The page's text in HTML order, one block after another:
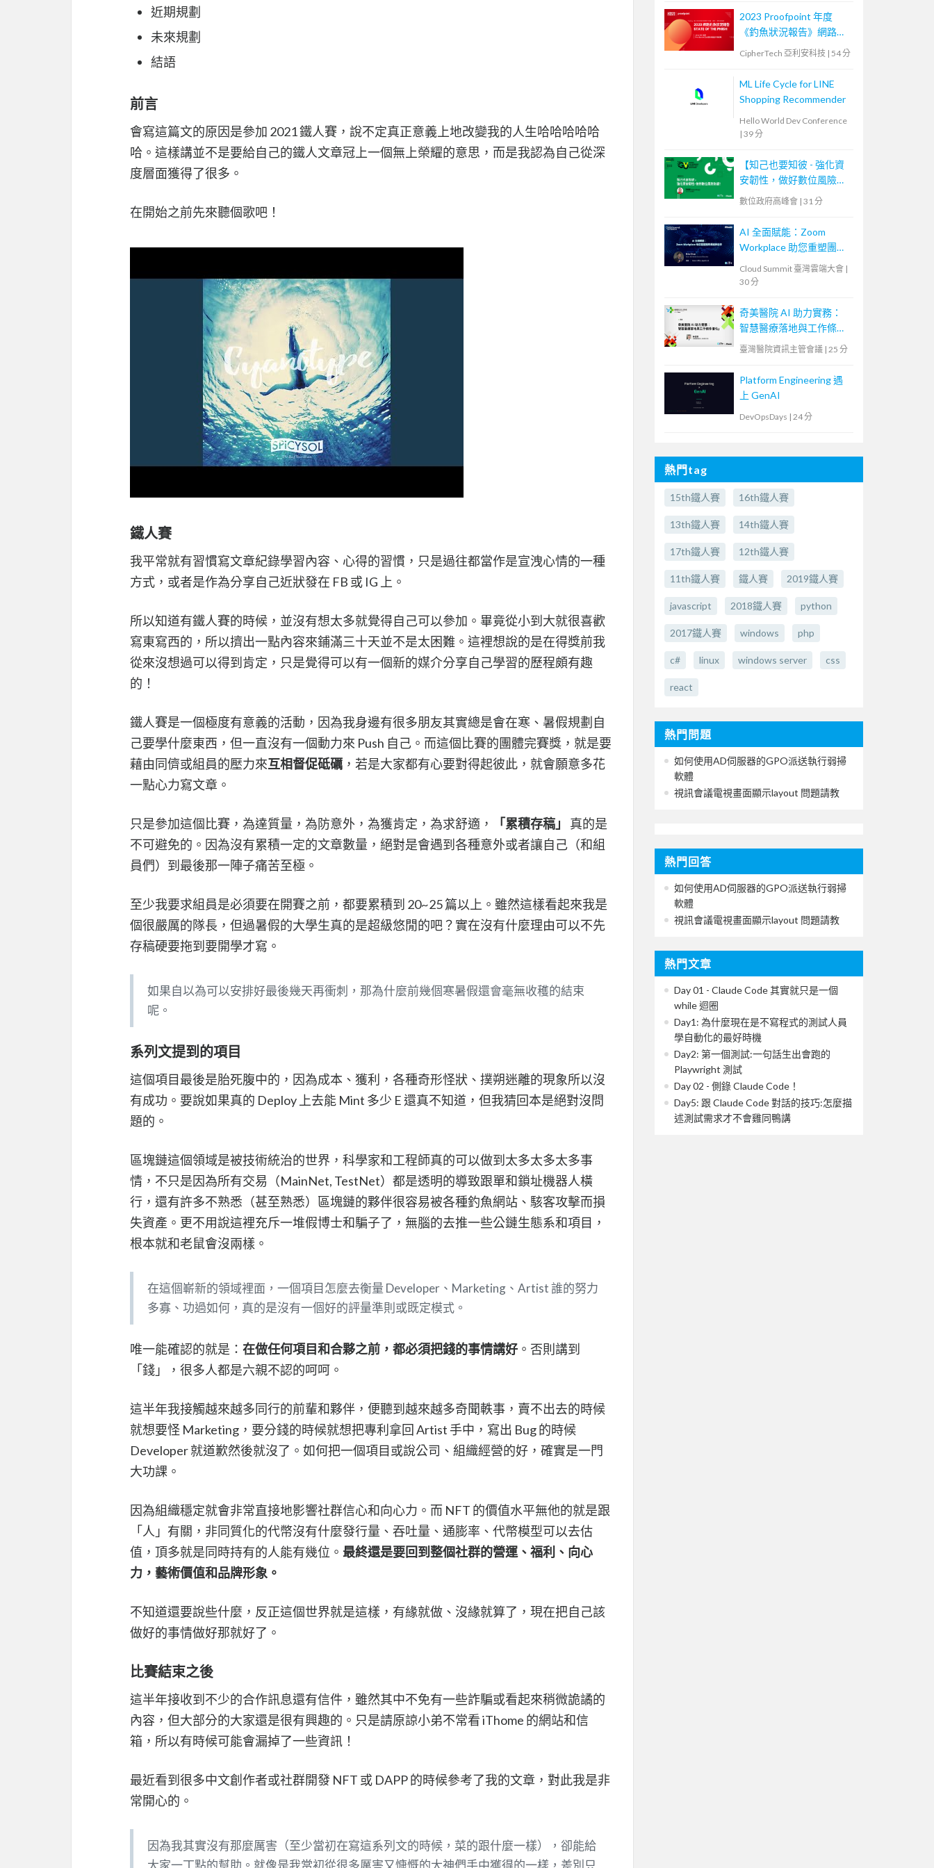
近期規劃
未來規劃
結語
前言
會寫這篇文的原因是參加 2021 鐵人賽，說不定真正意義上地改變我的人生哈哈哈哈哈
哈。這樣講並不是要給自己的鐵人文章冠上一個無上榮耀的意思，而是我認為自己從深
度層面獲得了很多。
在開始之前先來聽個歌吧！
鐵人賽
我平常就有習慣寫文章紀錄學習內容、心得的習慣，只是過往都當作是宣洩心情的一種
方式，或者是作為分享自己近狀發在 FB 或 IG 上。
所以知道有鐵人賽的時候，並沒有想太多就覺得自己可以參加。畢竟從小到大就很喜歡
寫東寫西的，所以擠出一點內容來鋪滿三十天並不是太困難。這裡想說的是在得獎前我
從來沒想過可以得到肯定，只是覺得可以有一個新的媒介分享自己學習的歷程頗有趣
的！
鐵人賽是一個極度有意義的活動，因為我身邊有很多朋友其實總是會在寒、暑假規劃自
己要學什麼東西，但一直沒有一個動力來 Push 自己。而這個比賽的團體完賽獎，就是要
藉由同儕或組員的壓力來互相督促砥礪 ，若是大家都有心要對得起彼此，就會願意多花
一點心力寫文章。
只是參加這個比賽，為達質量，為防意外，為獲肯定，為求舒適， 「累積存稿」
真的是
不可避免的。因為沒有累積一定的文章數量，絕對是會遇到各種意外或者讓自己（和組
員們）到最後那一陣子痛苦至極。
至少我要求組員是必須要在開賽之前，都要累積到 20~25 篇以上。雖然這樣看起來我是
個很嚴厲的隊長，但過暑假的大學生真的是超級悠閒的吧？實在沒有什麼理由可以不先
存稿硬要拖到要開學才寫。
如果自以為可以安排好最後幾天再衝刺，那為什麼前幾個寒暑假還會毫無收穫的結束
呢。
系列文提到的項目
這個項目最後是胎死腹中的，因為成本、獲利，各種奇形怪狀、撲朔迷離的現象所以沒
有成功。要說如果真的 Deploy 上去能 Mint 多少 E 還真不知道，但我猜回本是絕對沒問
題的。
區塊鏈這個領域是被技術統治的世界，科學家和工程師真的可以做到太多太多太多事
情，不只是因為所有交易（MainNet, TestNet）都是透明的導致跟單和鎖址機器人橫
行，還有許多不熟悉（甚至熟悉）區塊鏈的夥伴很容易被各種釣魚網站、駭客攻擊而損
失資產。更不用說這裡充斥一堆假博士和騙子了，無腦的去推一些公鏈生態系和項目，
根本就和老鼠會沒兩樣。
在這個嶄新的領域裡面，一個項目怎麼去衡量 Developer、Marketing、Artist 誰的努力
多寡、功過如何，真的是沒有一個好的評量準則或既定模式。
唯一能確認的就是： 在做任何項目和合夥之前，都必須把錢的事情講好 。否則講到
「錢」，很多人都是六親不認的呵呵。
這半年我接觸越來越多同行的前輩和夥伴，便聽到越來越多奇聞軼事，賣不出去的時候
就想要怪 Marketing，要分錢的時候就想把專利拿回 Artist 手中，寫出 Bug 的時候
Developer 就道歉然後就沒了。如何把一個項目或說公司、組織經營的好，確實是一門
大功課。
因為組織穩定就會非常直接地影響社群信心和向心力。而 NFT 的價值水平無他的就是跟
「人」有關，非同質化的代幣沒有什麼發行量、吞吐量、通膨率、代幣模型可以去估
值，頂多就是同時持有的人能有幾位。 最終還是要回到整個社群的營運、福利、向心
力，藝術價值和品牌形象。
不知道還要說些什麼，反正這個世界就是這樣，有緣就做、沒緣就算了，現在把自己該
做好的事情做好那就好了。
比賽結束之後
這半年接收到不少的合作訊息還有信件，雖然其中不免有一些詐騙或看起來稍微詭譎的
內容，但大部分的大家還是很有興趣的。只是請原諒小弟不常看 iThome 的網站和信
箱，所以有時候可能會漏掉了一些資訊！
最近看到很多中文創作者或社群開發 NFT 或 DAPP 的時候參考了我的文章，對此我是非
常開心的。
因為我其實沒有那麼厲害（至少當初在寫這系列文的時候，菜的跟什麼一樣），卻能給
大家一丁點的幫助。就像是我當初從很多厲害又慷慨的大神們手中獲得的一樣，差別只
2023 Proofpoint 年度
《釣魚狀況報告》網路研
CipherTech 亞利安科技 | 54 分
ML Life Cycle for LINE
Shopping Recommender
Hello World Dev Conference
| 39 分
【知己也要知彼 - 強化資
安韌性，做好數位風險防
護！】
數位政府高峰會 | 31 分
AI 全面賦能：Zoom
Workplace 助您重塑團隊
Cloud Summit 臺灣雲端大會 |
30 分
奇美醫院 AI 助力實務：
智慧醫療落地與工作條件
優化
臺灣醫院資訊主管會議 | 25 分
Platform Engineering 遇
上 GenAI
DevOpsDays | 24 分
熱門tag
15th鐵人賽 16th鐵人賽
13th鐵人賽 14th鐵人賽
17th鐵人賽 12th鐵人賽
11th鐵人賽 鐵人賽 2019鐵人賽
javascript 2018鐵人賽 python
2017鐵人賽 windows php
c# linux windows server css
react
熱門問題
如何使用AD伺服器的GPO派送執行弱掃
軟體
視訊會議電視畫面顯示layout 問題請教
熱門回答
如何使用AD伺服器的GPO派送執行弱掃
軟體
視訊會議電視畫面顯示layout 問題請教
熱門文章
Day 01 - Claude Code 其實就只是一個
while 迴圈
Day1: 為什麼現在是不寫程式的測試人員
學自動化的最好時機
Day2: 第一個測試:一句話生出會跑的
Playwright 測試
Day 02 - 側錄 Claude Code！
Day5: 跟 Claude Code 對話的技巧:怎麼描
述測試需求才不會雞同鴨講